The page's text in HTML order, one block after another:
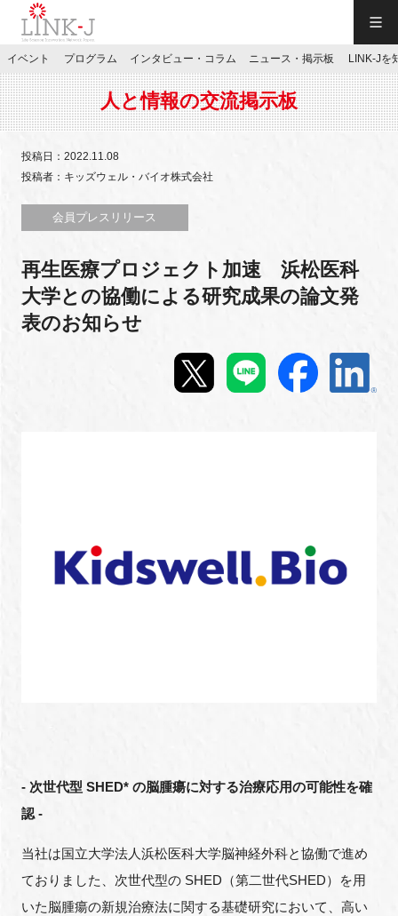
JP／EN
特別会員専用メニュー
施設ご予約
お問い合わせ
インタビュー・コラム
FAQ
イベントお知らせメール登録
イベント プログラム インタビュー・コラム ニュース・掲示板 LINK-Jを
人と情報の交流掲示板
投稿日：2022.11.08
投稿者：キッズウェル・バイオ株式会社
会員プレスリリース
再⽣医療プロジェクト加速 浜松医科
大学との協働による研究成果の論⽂発
表のお知らせ
- 次世代型 SHED* の脳腫瘍に対する治療応⽤の可能性を確
認 -
当社は国⽴⼤学法⼈浜松医科⼤学脳神経外科と協働で進め
ておりました、次世代型の SHED（第二世代SHED）を用
いた脳腫瘍の新規治療法に関する基礎研究において、高い